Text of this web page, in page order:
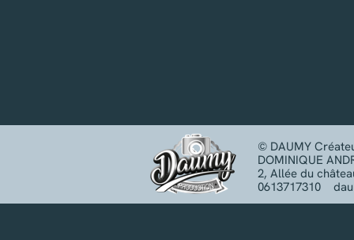
‍© DAUMY
‍DOMINIQUE
‍2, Allée du
‍0613717310